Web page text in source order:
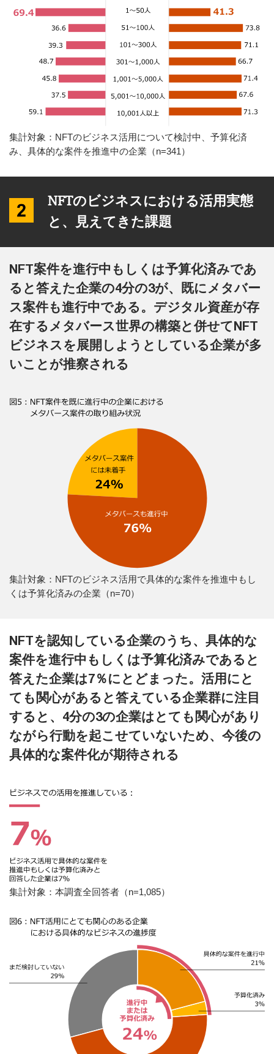
集計対象：NFTのビジネス活用について検討中、予算化済
み、具体的な案件を推進中の企業（n=341）
NFTのビジネスにおける活用実態
と、見えてきた課題
NFT案件を進行中もしくは予算化済みであ
ると答えた企業の4分の3が、既にメタバー
ス案件も進行中である。デジタル資産が存
在するメタバース世界の構築と併せてNFT
ビジネスを展開しようとしている企業が多
いことが推察される
集計対象：NFTのビジネス活用で具体的な案件を推進中もし
くは予算化済みの企業（n=70）
NFTを認知している企業のうち、具体的な
案件を進行中もしくは予算化済みであると
答えた企業は7％にとどまった。活用にと
ても関心があると答えている企業群に注目
すると、4分の3の企業はとても関心があり
ながら行動を起こせていないため、今後の
具体的な案件化が期待される
集計対象：本調査全回答者（n=1,085）